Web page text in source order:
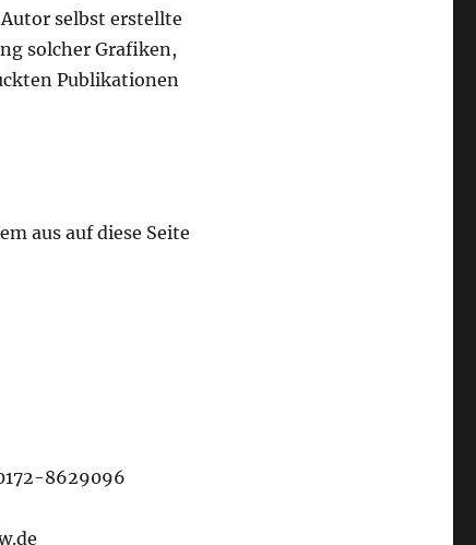
selbst erstellte
solcher Grafiken,
Publikationen
aus auf diese Seite
8629096